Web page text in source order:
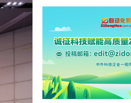
自主创新实力引领智造